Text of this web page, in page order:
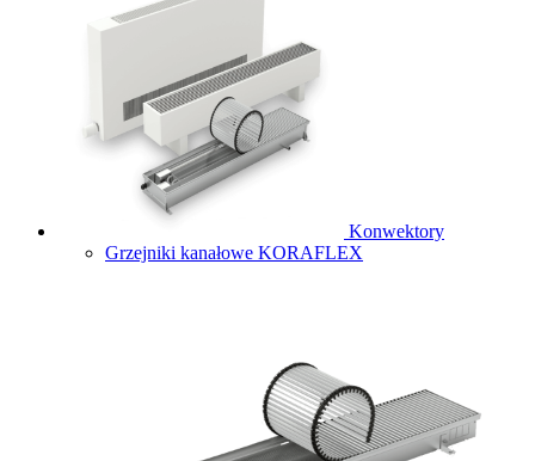
Konwektory
Grzejniki kanałowe KORAFLEX